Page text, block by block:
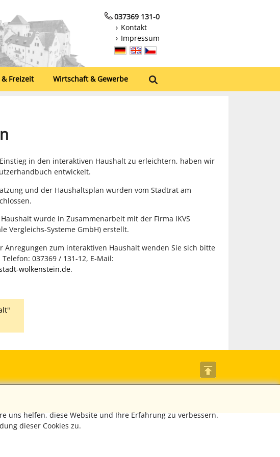
uns helfen, diese Website und Ihre Erfahrung zu verbessern.
dieser Cookies zu.
037369 131-0
Kontakt
Impressum
Freizeit Wirtschaft & Gewerbe
in den interaktiven Haushalt zu erleichtern, haben wir
entwickelt.
und der Haushaltsplan wurden vom Stadtrat am
wurde in Zusammenarbeit mit der Firma IKVS
Vergleichs-Systeme GmbH) erstellt.
Anregungen zum interaktiven Haushalt wenden Sie sich bitte
037369 / 131-12, E-Mail:
wolkenstein.de.